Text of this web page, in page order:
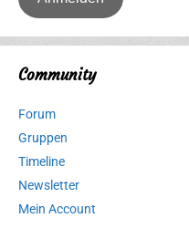
Community
Forum
Gruppen
Timeline
Newsletter
Mein Account